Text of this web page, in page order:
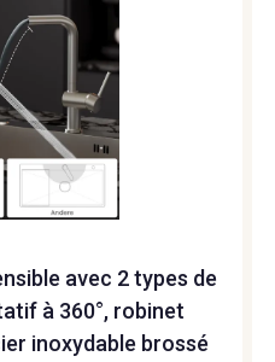
avec 2 types de
à 360°, robinet
inoxydable brossé